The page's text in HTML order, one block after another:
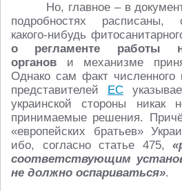
Но, главное – в
подробностях расписаны,
какого-нибудь
о регламенте работы
органов и механизме
Однако сам факт численного
представителей ЕС
украинской стороны никак
принимаемые решения.
«европейских братьев»
ибо, согласно статье 475,
соответствующим
не должно оспариваться».